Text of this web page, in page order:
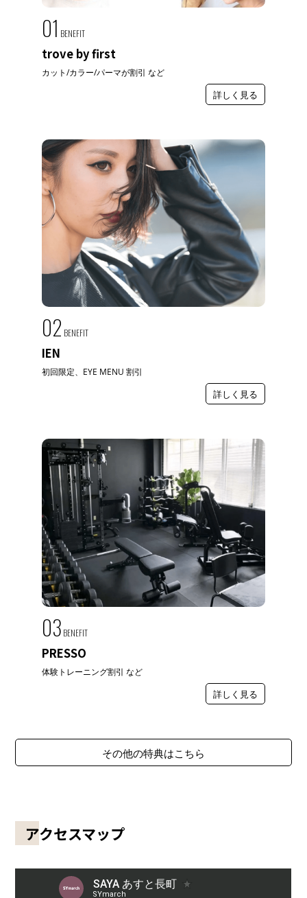
01 BENEFIT
trove by first
カット/カラー/パーマが割引 など
詳しく見る
02 BENEFIT
IEN
初回限定、EYE MENU 割引
詳しく見る
03 BENEFIT
PRESSO
体験トレーニング割引 など
詳しく見る
その他の特典はこちら
アクセスマップ